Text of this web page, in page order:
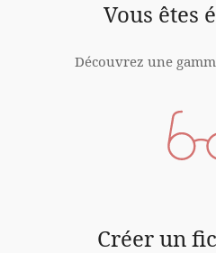
Vous êtes
Découvrez une
Créer un